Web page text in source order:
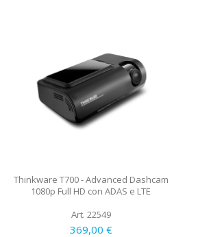
Thinkware T700 - Advanced Dashcam
1080p Full HD con ADAS e LTE
Art. 22549
369,00 €